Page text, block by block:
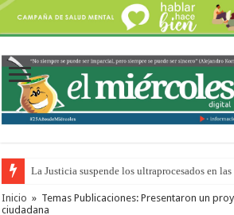
La Justicia suspende los ultraprocesados en
Se presentará la obra “La Runfla de los
Inicio » Temas Publicaciones: Presentaron un
ciudadana